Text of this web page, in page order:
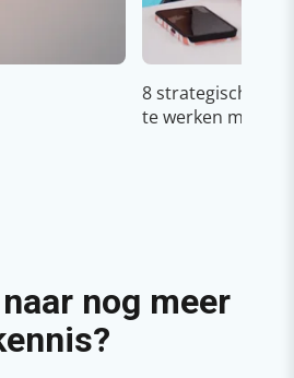
8 strategische
te werken met
nog meer